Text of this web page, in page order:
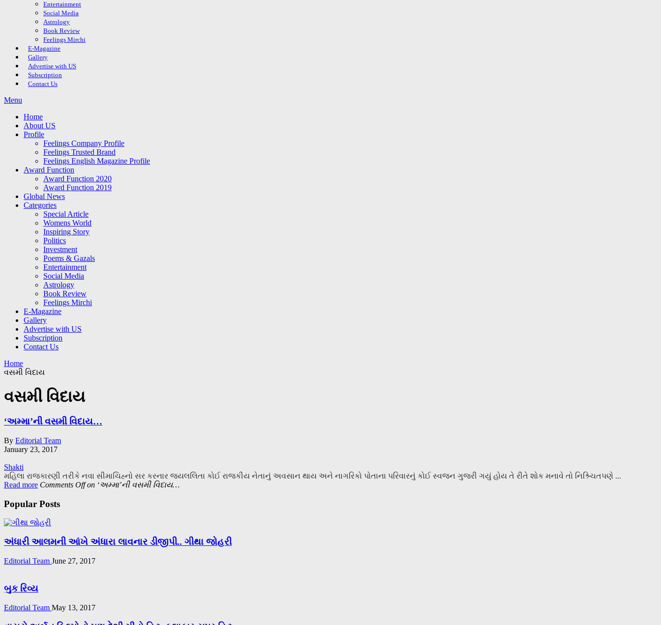
Entertainment
Social Media
Astrology
Book Review
Feelings Mirchi
E-Magazine
Gallery
Advertise with US
Subscription
Contact Us
Menu
Home
About US
Profile
Feelings Company Profile
Feelings Trusted Brand
Feelings English Magazine Profile
Award Function
Award Function 2020
Award Function 2019
Global News
Categories
Special Article
Womens World
Inspiring Story
Politics
Investment
Poems & Gazals
Entertainment
Social Media
Astrology
Book Review
Feelings Mirchi
E-Magazine
Gallery
Advertise with US
Subscription
Contact Us
Home
વસમી વિદાય
વસમી વિદાય
‘અમ્મા’ની વસમી વિદાય…
By Editorial Team
January 23, 2017
Shakti
મહિલા રાજકારણી તરીકે નવા સીમાચિહ્નો સર કરનાર જયલલિતા કોઈ રાજકીય નેતાનું અવસાન થાય અને નાગરિકો પોતાના પરિવારનું કોઈ સ્વજન ગુજરી ગયું હોય તે રીતે શોક મનાવે તો નિશ્ર્ચિતપણે ...
Read more Comments Offon ‘અમ્મા’ની વસમી વિદાય…
Popular Posts
અંધારી આલમની આંખે અંધારા લાવનાર ડીજીપી.. ગીથા જોહરી
Editorial Team June 27, 2017
બુક રિવ્ય
Editorial Team May 13, 2017